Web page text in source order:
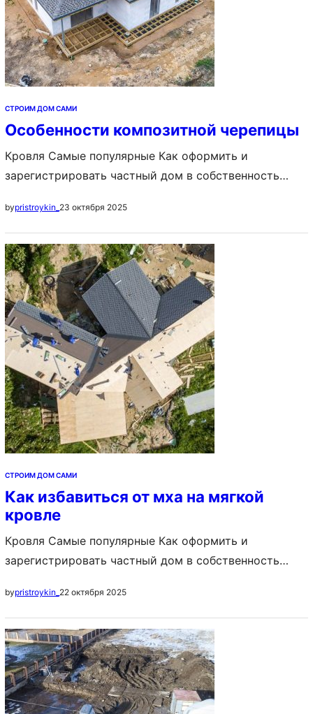
СТРОИМ ДОМ САМИ
Особенности композитной черепицы
Кровля Самые популярные Как оформить и
зарегистрировать частный дом в собственность
построить своими руками, пошаговая инструкция
Идеи планировки частных домов: схема
расположения комнат, примеры, фото Содержание: 1.
Cравнение с керамочерепицей и металлочерепицей
2. Особенности и размеры 3. Виды 4. Композитная
черепица для крыши плюсы и минусы…
bypristroykin_ 23 октября 2025
СТРОИМ ДОМ САМИ
Как избавиться от мха на мягкой
кровле
Кровля Самые популярные Как оформить и
зарегистрировать частный дом в собственность
построить своими руками, пошаговая инструкция
Идеи планировки частных домов: схема
расположения комнат, примеры, фото Содержание: 1.
Причины появления мха на крыше 2. Опасные
последствия мха на крыше 3. Защита от мха мягкой
кровли – эффективные…
bypristroykin_ 22 октября 2025